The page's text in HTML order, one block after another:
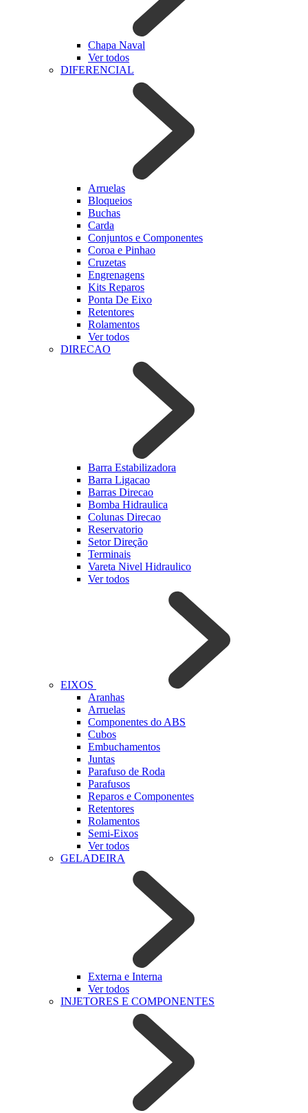
Chapa Naval
Ver todos
DIFERENCIAL
Arruelas
Bloqueios
Buchas
Carda
Conjuntos e Componentes
Coroa e Pinhao
Cruzetas
Engrenagens
Kits Reparos
Ponta De Eixo
Retentores
Rolamentos
Ver todos
DIRECAO
Barra Estabilizadora
Barra Ligacao
Barras Direcao
Bomba Hidraulica
Colunas Direcao
Reservatorio
Setor Direção
Terminais
Vareta Nivel Hidraulico
Ver todos
EIXOS
Aranhas
Arruelas
Componentes do ABS
Cubos
Embuchamentos
Juntas
Parafuso de Roda
Parafusos
Reparos e Componentes
Retentores
Rolamentos
Semi-Eixos
Ver todos
GELADEIRA
Externa e Interna
Ver todos
INJETORES E COMPONENTES